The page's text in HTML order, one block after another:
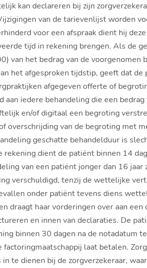
kan declareren bij zijn
van de tarievenlijst worden
voor een afspraak dient hij
tijd in rekening brengen. Als de
van het bedrag van de
het afgesproken tijdstip, geeft dat
afgegeven offerte of
aan iedere behandeling die een
en/of digitaal een begroting
overschrijding van de begroting met
geschatte behandelduur is
rekening dient de patiënt binnen 14
van een patiënt jonger dan 16
verschuldigd, tenzij de wettelijke
onder patiënt tevens diens
draagt haar vorderingen over aan
en innen van declaraties. De
binnen 30 dagen na de notadatum
factoringmaatschappij laat betalen.
te dienen bij de zorgverzekeraar,